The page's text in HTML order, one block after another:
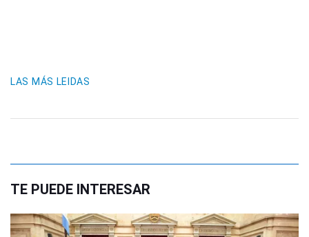
LAS MÁS LEIDAS
TE PUEDE INTERESAR